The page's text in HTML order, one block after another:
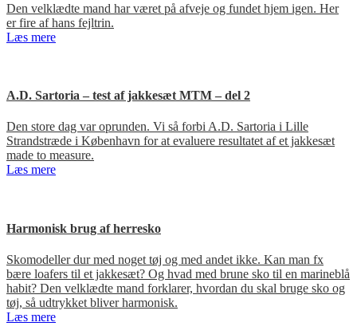
Den velklædte mand har været på afveje og fundet hjem igen. Her
er fire af hans fejltrin.
Læs mere
A.D. Sartoria – test af jakkesæt MTM – del 2
Den store dag var oprunden. Vi så forbi A.D. Sartoria i Lille
Strandstræde i København for at evaluere resultatet af et jakkesæt
made to measure.
Læs mere
Harmonisk brug af herresko
Skomodeller dur med noget tøj og med andet ikke. Kan man fx
bære loafers til et jakkesæt? Og hvad med brune sko til en marineblå
habit? Den velklædte mand forklarer, hvordan du skal bruge sko og
tøj, så udtrykket bliver harmonisk.
Læs mere